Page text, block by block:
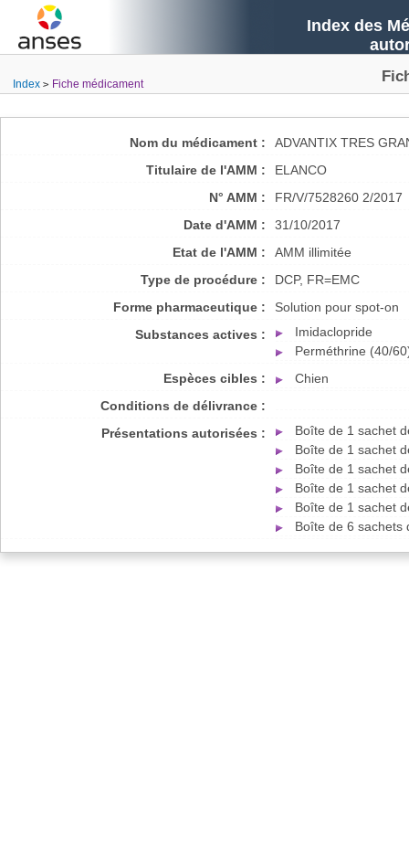
Index des
Index Fiche médicament
Nom du médicament :
ADVANTIX TRES
Titulaire de l'AMM :
ELANCO
N° AMM :
FR/V/7528260 2/2017
Date d'AMM :
31/10/2017
Etat de l'AMM :
AMM illimitée
Type de procédure :
DCP, FR=EMC
Forme pharmaceutique :
Solution pour spot-on
Substances actives :
Imidaclopride
Perméthrine (40/
Espèces cibles :
Chien
Conditions de délivrance :
Présentations autorisées :
Boîte de 1 sachet
Boîte de 1 sachet
Boîte de 1 sachet
Boîte de 1 sachet
Boîte de 1 sachet
Boîte de 6 sachets